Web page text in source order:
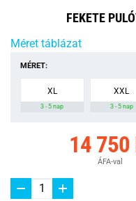
FEKETE
Méret táblázat
MÉRET:
XL
3 - 5 nap
XXL
3 - 5 nap
14 750
ÁFA-val